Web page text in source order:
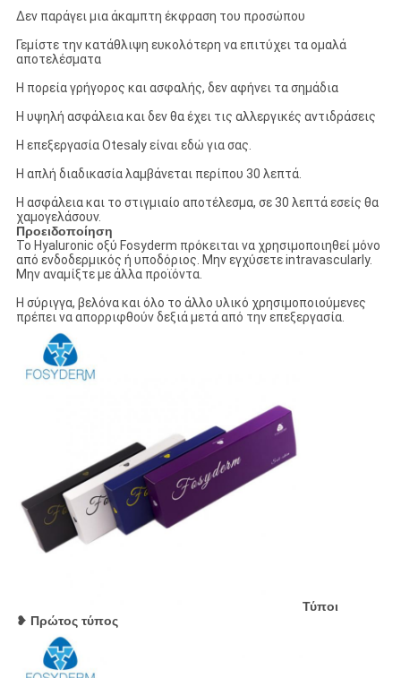
Δεν παράγει μια άκαμπτη έκφραση του προσώπου
Γεμίστε την κατάθλιψη ευκολότερη να επιτύχει τα ομαλά
αποτελέσματα
Η πορεία γρήγορος και ασφαλής, δεν αφήνει τα σημάδια
Η υψηλή ασφάλεια και δεν θα έχει τις αλλεργικές αντιδράσεις
Η επεξεργασία Otesaly είναι εδώ για σας.
Η απλή διαδικασία λαμβάνεται περίπου 30 λεπτά.
Η ασφάλεια και το στιγμιαίο αποτέλεσμα, σε 30 λεπτά εσείς θα
χαμογελάσουν.
Προειδοποίηση
Το Hyaluronic οξύ Fosyderm πρόκειται να χρησιμοποιηθεί μόνο
από ενδοδερμικός ή υποδόριος. Μην εγχύσετε intravascularly.
Μην αναμίξτε με άλλα προϊόντα.
Η σύριγγα, βελόνα και όλο το άλλο υλικό χρησιμοποιούμενες
πρέπει να απορριφθούν δεξιά μετά από την επεξεργασία.
Τύποι
❥ Πρώτος τύπος